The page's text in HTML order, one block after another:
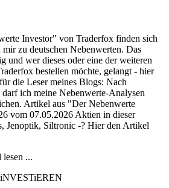
Investor" von Traderfox finden sich
zu deutschen Nebenwerten. Das
und wer dieses oder eine der weiteren
bestellen möchte, gelangt - hier
die Leser meines Blogs: Nach
ich meine Nebenwerte-Analysen
Artikel aus "Der Nebenwerte
vom 07.05.2026 Aktien in dieser
Jenoptik, Siltronic -? Hier den Artikel
...